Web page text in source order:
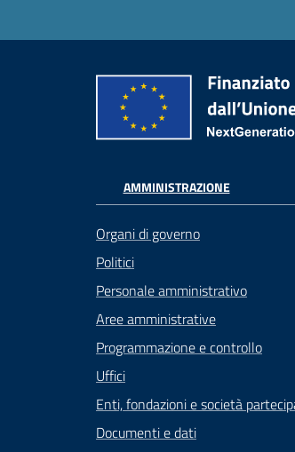
AMMINISTRAZIONE
Organi di governo
Politici
Personale amministrativo
Aree amministrative
Programmazione e controllo
Uffici
Enti, fondazioni e società
Documenti e dati